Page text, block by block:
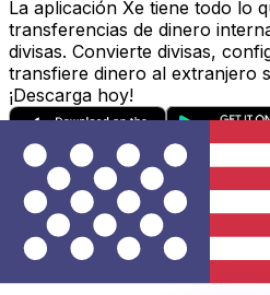
La aplicación Xe tiene todo lo
transferencias de dinero
divisas. Convierte divisas,
transfiere dinero al extranjero
¡Descarga hoy!